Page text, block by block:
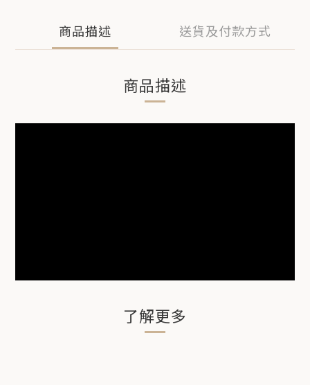
商品描述 送貨及付款方式
商品描述
了解更多